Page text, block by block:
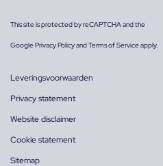
This site is protected by reCAPTCHA and the
GooglePrivacy PolicyandTerms of Serviceapply.
Leveringsvoorwaarden
Privacy statement
Website disclaimer
Cookie statement
Sitemap